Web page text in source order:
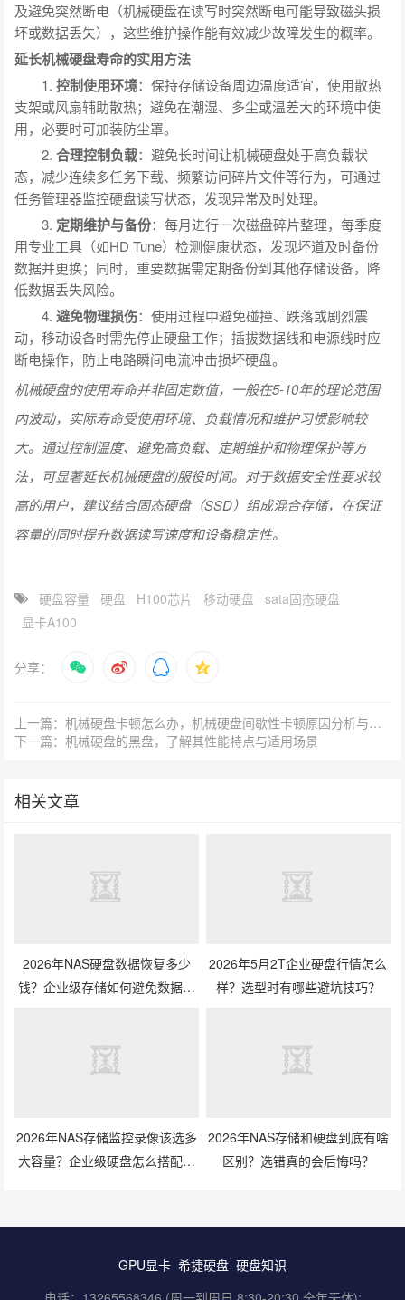
及避免突然断电（机械硬盘在读写时突然断电可能导致磁头损
坏或数据丢失），这些维护操作能有效减少故障发生的概率。
延长机械硬盘寿命的实用方法
1.控制使用环境：保持存储设备周边温度适宜，使用散热
支架或风扇辅助散热；避免在潮湿、多尘或温差大的环境中使
用，必要时可加装防尘罩。
2.合理控制负载：避免长时间让机械硬盘处于高负载状
态，减少连续多任务下载、频繁访问碎片文件等行为，可通过
任务管理器监控硬盘读写状态，发现异常及时处理。
3. 定期维护与备份：每月进行一次磁盘碎片整理，每季度
用专业工具（如HD Tune）检测健康状态，发现坏道及时备份
数据并更换；同时，重要数据需定期备份到其他存储设备，降
低数据丢失风险。
4.避免物理损伤：使用过程中避免碰撞、跌落或剧烈震
动，移动设备时需先停止硬盘工作；插拔数据线和电源线时应
断电操作，防止电路瞬间电流冲击损坏硬盘。
机械硬盘的使用寿命并非固定数值，一般在5-10年的理论范围
内波动，实际寿命受使用环境、负载情况和维护习惯影响较
大。通过控制温度、避免高负载、定期维护和物理保护等方
法，可显著延长机械硬盘的服役时间。对于数据安全性要求较
高的用户，建议结合固态硬盘（SSD）组成混合存储，在保证
容量的同时提升数据读写速度和设备稳定性。
硬盘容量 硬盘 H100芯片 移动硬盘
sata固态硬盘
显卡A100
分享：
上一篇：机械硬盘卡顿怎么办，机械硬盘间歇性卡顿原因分析与解决方法
下一篇：机械硬盘的黑盘，了解其性能特点与适用场景
相关文章
2026年NAS硬盘数据恢复多少
钱？企业级存储如何避免数据丢
2026年5月2T企业硬盘行情怎么
样？选型时有哪些避坑技巧？
2026年NAS存储监控录像该选多
大容量？企业级硬盘怎么搭配才
2026年NAS存储和硬盘到底有啥
区别？选错真的会后悔吗？
GPU显卡 希捷硬盘 硬盘知识